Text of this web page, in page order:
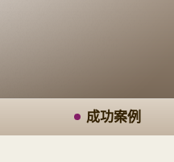
成功案例